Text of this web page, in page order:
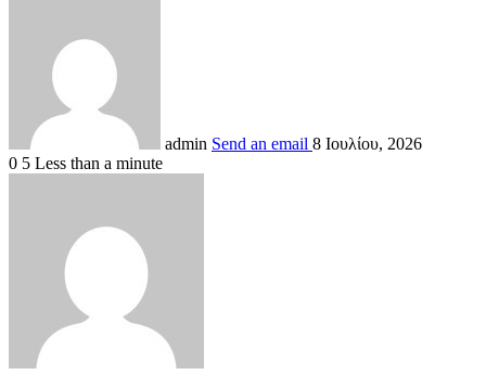
admin Send an email 8 Ιουλίου, 2026
0 5 Less than a minute